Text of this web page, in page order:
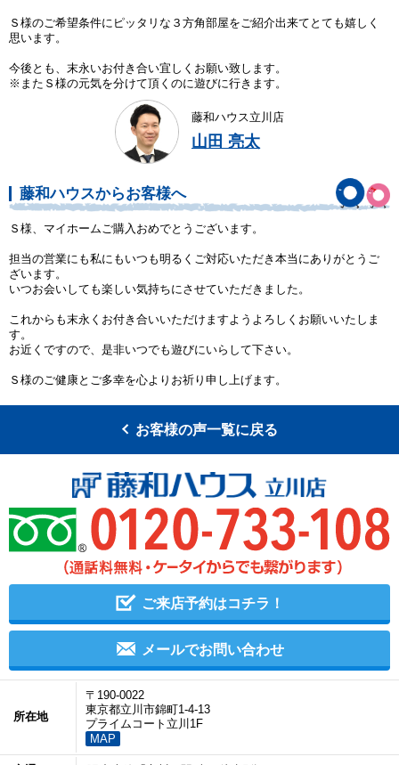
Ｓ様のご希望条件にピッタリな３方角部屋をご紹介出来てとても嬉しく
思います。
今後とも、末永いお付き合い宜しくお願い致します。
※またＳ様の元気を分けて頂くのに遊びに行きます。
藤和ハウス立川店
山田 亮太
藤和ハウスからお客様へ
Ｓ様、マイホームご購入おめでとうございます。
担当の営業にも私にもいつも明るくご対応いただき本当にありがとうご
ざいます。
いつお会いしても楽しい気持ちにさせていただきました。
これからも末永くお付き合いいただけますようよろしくお願いいたしま
す。
お近くですので、是非いつでも遊びにいらして下さい。
Ｓ様のご健康とご多幸を心よりお祈り申し上げます。
お客様の声一覧に戻る
ご来店予約はコチラ！
メールでお問い合わせ
所在地
〒190-0022
東京都立川市錦町1-4-13
プライムコート立川1F
MAP